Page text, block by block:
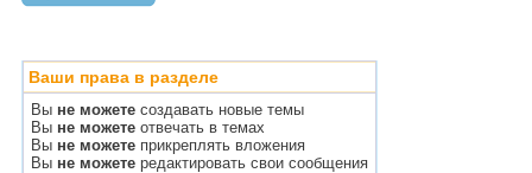
Ваши права в разделе
Вы не можете создавать новые темы
Вы не можете отвечать в темах
Вы не можете прикреплять вложения
Вы не можете редактировать свои сообщения